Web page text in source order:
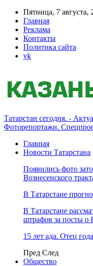
Пятница, 7 августа,
Главная
Реклама
Контакты
Политика сайта
vk
Татарстан сегодня. -
Фоторепортажи.
Главная
Новости Татарстана
Появились фото
Вознесенского
В Татарстане
В Татарстане
штрафов за посты
15 лет ада. Отец
Пред След
Общество